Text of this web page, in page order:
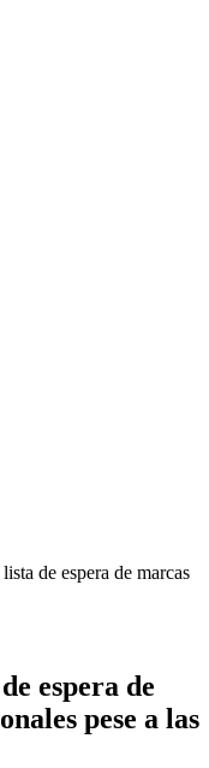
de espera de marcas
espera de
pese a las